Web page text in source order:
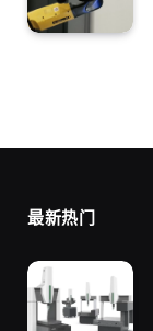
最新热门